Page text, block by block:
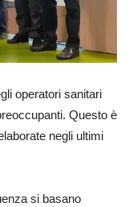
operatori sanitari
Questo è
negli ultimi
si basano